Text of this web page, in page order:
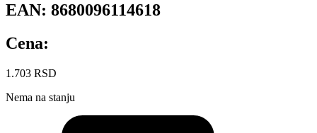
EAN: 8680096114618
Cena:
1.703 RSD
Nema na stanju